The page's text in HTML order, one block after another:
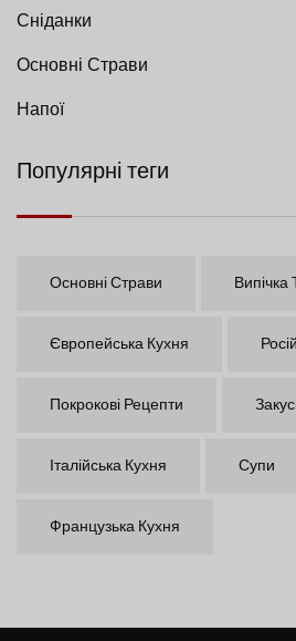
Сніданки
Основні Страви
Напої
Популярні теги
Основні Страви
Європейська Кухня
Покрокові Рецепти
Італійська Кухня Супи
Французька Кухня